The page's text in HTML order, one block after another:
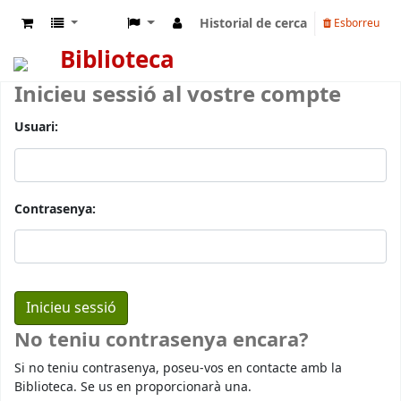
Historial de cerca Esborreu
Biblioteca
Inicieu sessió al vostre compte
Usuari:
Contrasenya:
No teniu contrasenya encara?
Si no teniu contrasenya, poseu-vos en contacte amb la
Biblioteca. Se us en proporcionarà una.